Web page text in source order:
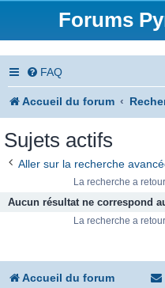
Forums
FAQ
Accueil du forum
Sujets actifs
Aller sur la recherche
La recherche a
Aucun résultat ne correspond
La recherche a
Accueil du forum